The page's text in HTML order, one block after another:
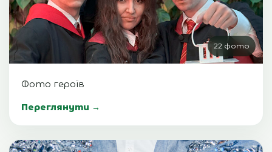
22 фото
Фото героїв
Переглянути →